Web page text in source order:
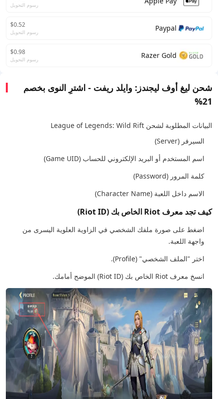
رسوم التحويل
Paypal
$0.52
رسوم التحويل
Razer Gold
$0.98
رسوم التحويل
شحن ليغ أوف ليجندز: وايلد ريفت - اشترِ النوى بخصم
21%
البيانات المطلوبة لشحن League of Legends: Wild Rift
السيرفر (Server)
اسم المستخدم أو البريد الإلكتروني للحساب (Game UID)
كلمة المرور (Password)
الاسم داخل اللعبة (Character Name)
كيف تجد معرف Riot الخاص بك (Riot ID)
اضغط على صورة ملفك الشخصي في الزاوية العلوية اليسرى من
واجهة اللعبة.
اختر "الملف الشخصي" (Profile).
انسخ معرف Riot الخاص بك (Riot ID) الموضح أمامك.